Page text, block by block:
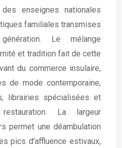
enseignes nationales
familiales transmises
Le mélange
et tradition fait de cette
du commerce insulaire,
de mode contemporaine,
librairies spécialisées et
La largeur
permet une déambulation
pics d’affluence estivaux,